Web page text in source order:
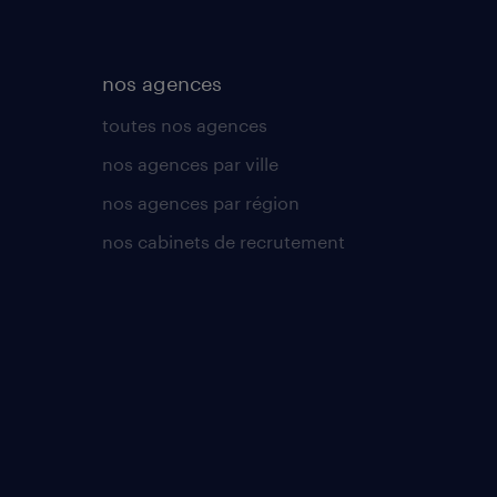
nos agences
toutes nos agences
nos agences par ville
nos agences par région
nos cabinets de recrutement